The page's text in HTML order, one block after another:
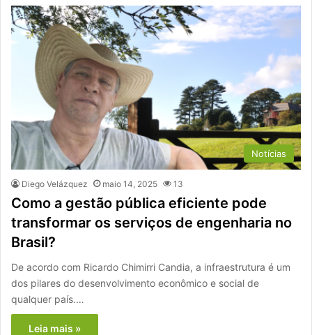
Notícias
Diego Velázquez maio 14, 2025 13
Como a gestão pública eficiente pode
transformar os serviços de engenharia no
Brasil?
De acordo com Ricardo Chimirri Candia, a infraestrutura é um
dos pilares do desenvolvimento econômico e social de
qualquer país.…
Leia mais »